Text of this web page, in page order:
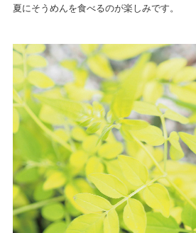
夏にそうめんを食べるのが楽しみです。